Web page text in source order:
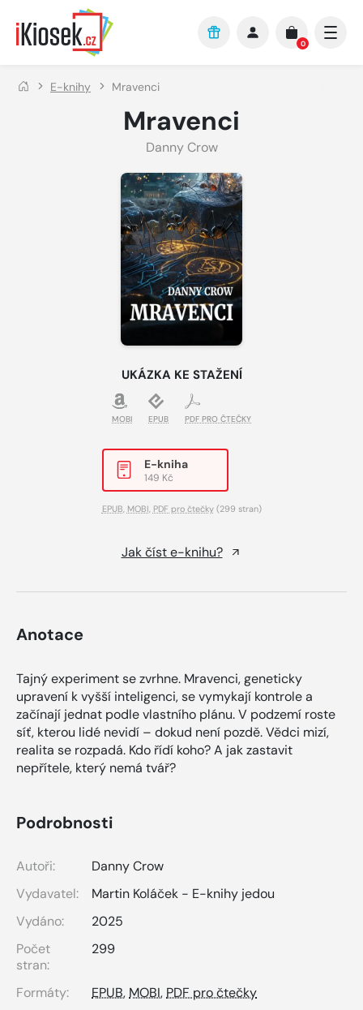
Přejít na hlavní obsah
0
E-knihy Mravenci
Mravenci
Danny Crow
UKÁZKA KE STAŽENÍ
MOBI EPUB PDF PRO ČTEČKY
E-kniha
149 Kč
EPUB MOBI PDF pro čtečky(299 stran)
Jak číst e-knihu?
Anotace
Tajný experiment se zvrhne. Mravenci, geneticky
upravení k vyšší inteligenci, se vymykají kontrole a
začínají jednat podle vlastního plánu. V podzemí roste
síť, kterou lidé nevidí – dokud není pozdě. Vědci mizí,
realita se rozpadá. Kdo řídí koho? A jak zastavit
nepřítele, který nemá tvář?
Podrobnosti
Autoři:
Danny Crow
Vydavatel:
Martin Koláček - E-knihy jedou
Vydáno:
2025
Počet
stran:
299
Formáty: EPUB, MOBI, PDF pro čtečky